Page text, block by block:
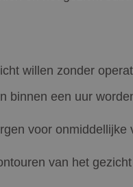
willen zonder
een uur
voor
van het